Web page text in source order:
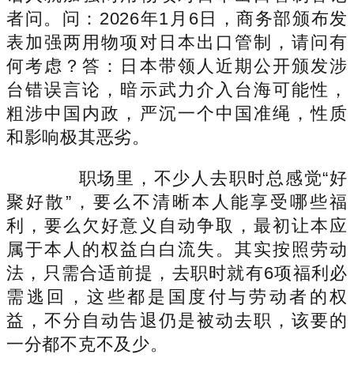
者问。问：2026年1月6日，商务部颁布发
表加强两用物项对日本出口管制，请问有
何考虑？答：日本带领人近期公开颁发涉
台错误言论，暗示武力介入台海可能性，
粗涉中国内政，严沉一个中国准绳，性质
和影响极其恶劣。
职场里，不少人去职时总感觉“好
聚好散”，要么不清晰本人能享受哪些福
利，要么欠好意义自动争取，最初让本应
属于本人的权益白白流失。其实按照劳动
法，只需合适前提，去职时就有6项福利必
需逃回，这些都是国度付与劳动者的权
益，不分自动告退仍是被动去职，该要的
一分都不克不及少。